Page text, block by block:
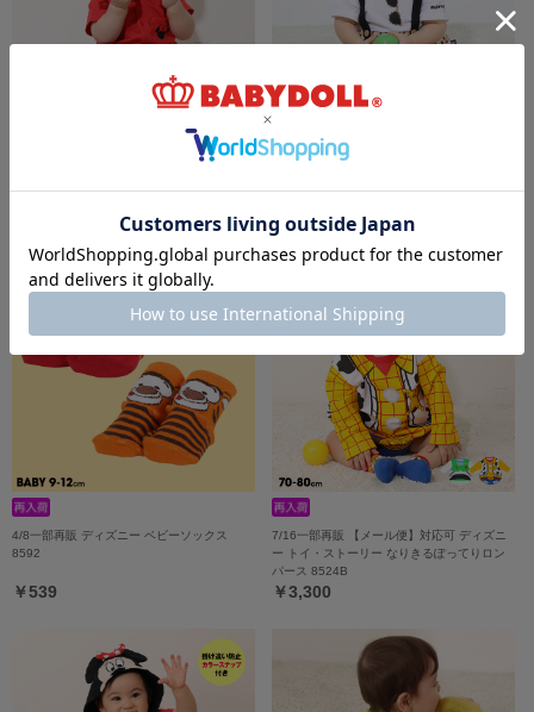
ス 9175B
9140B
4/8一部再販 ディズニー ベビーソックス
8592
￥539
7/16一部再販 【メール便】対応可 ディズニ
ー トイ・ストーリー なりきるぽってりロン
パース 8524B
￥3,300